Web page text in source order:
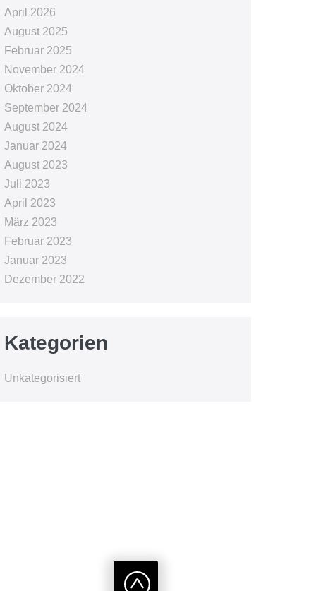
April 2026
August 2025
Februar 2025
November 2024
Oktober 2024
September 2024
August 2024
Januar 2024
August 2023
Juli 2023
April 2023
März 2023
Februar 2023
Januar 2023
Dezember 2022
Kategorien
Unkategorisiert